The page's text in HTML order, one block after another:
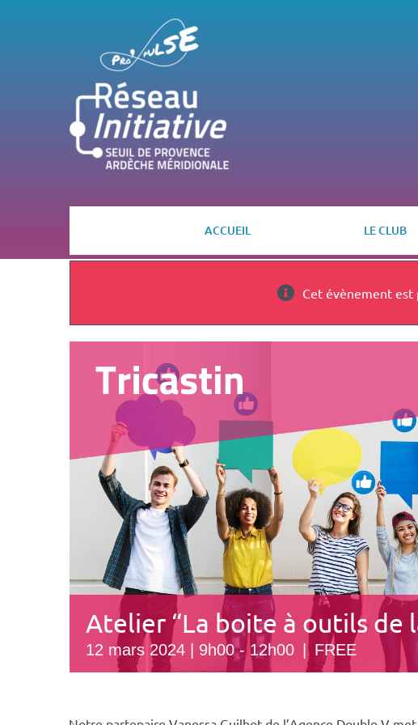
ACCUEIL LE CLUB
Cet évènement est
Atelier “La boite à outils de
12 mars 2024 | 9h00-12h00 FREE